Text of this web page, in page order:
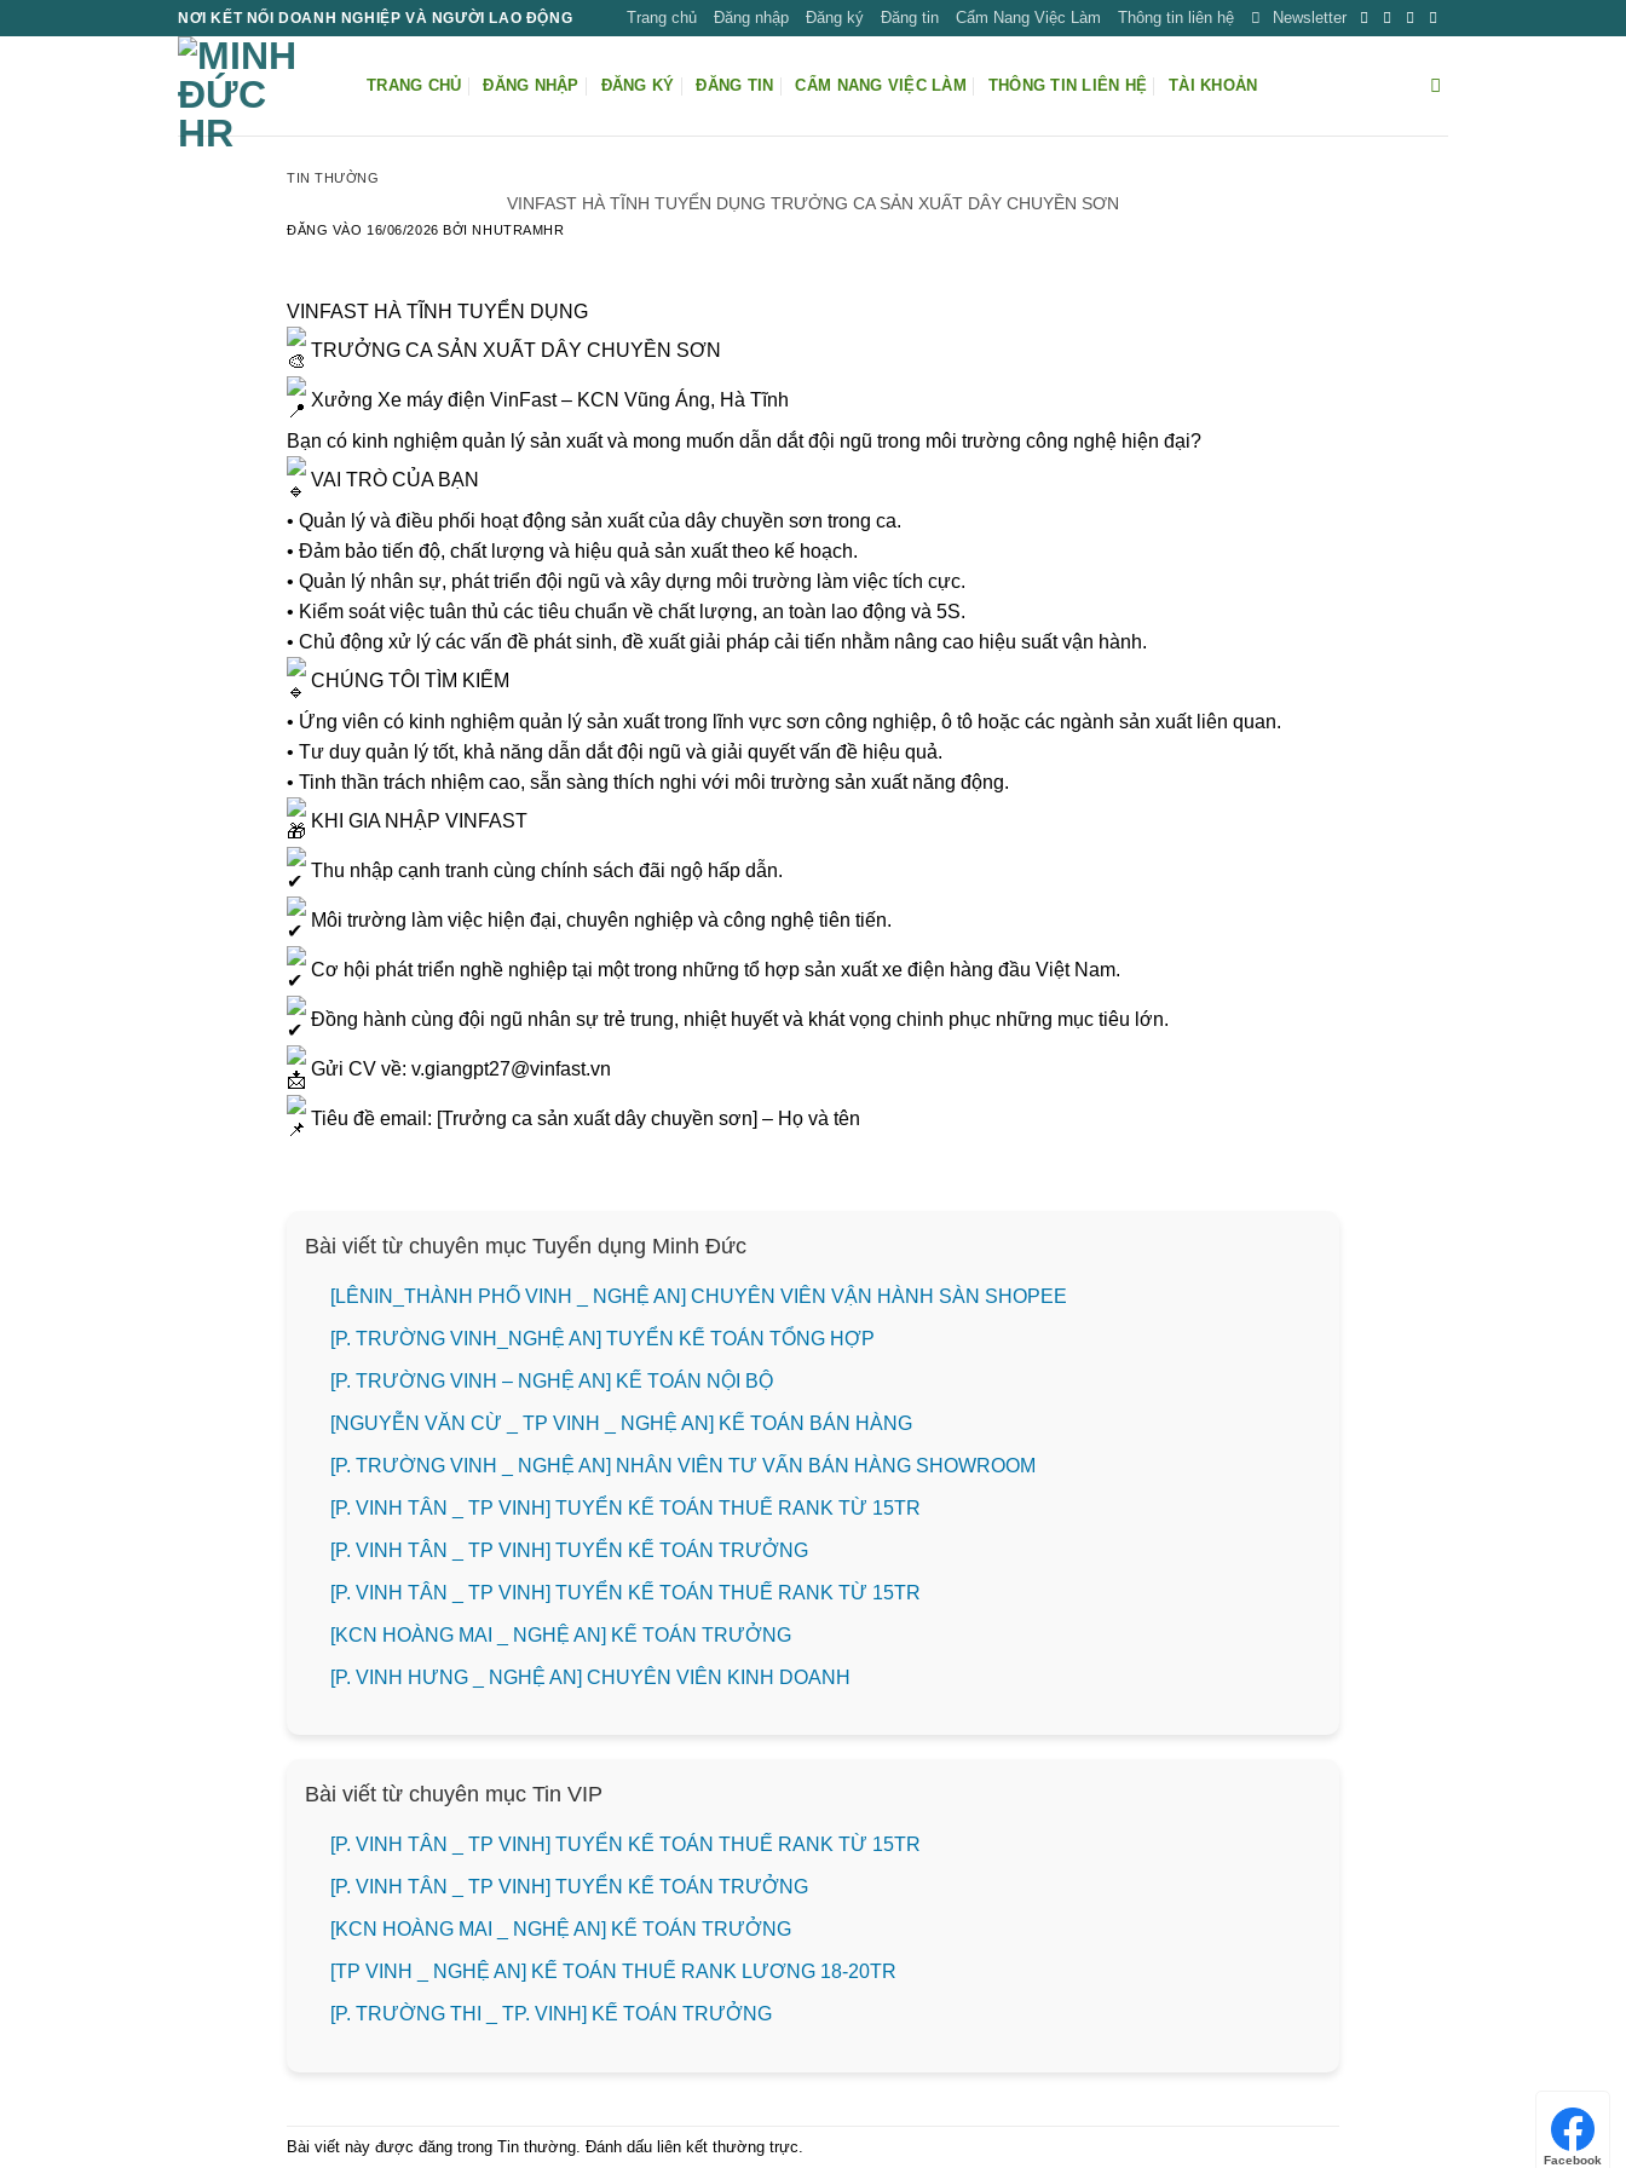
NƠI KẾT NỐI DOANH NGHIỆP VÀ NGƯỜI LAO ĐỘNG Trang chủ Đăng nhập Đăng ký Đăng tin Cẩm Nang Việc Làm Thông tin liên hệ Newsletter
TRANG CHỦ ĐĂNG NHẬP ĐĂNG KÝ ĐĂNG TIN CẨM NANG VIỆC LÀM THÔNG TIN LIÊN HỆ TÀI KHOẢN
TIN THƯỜNG
VINFAST HÀ TĨNH TUYỂN DỤNG TRƯỞNG CA SẢN XUẤT DÂY CHUYỀN SƠN
ĐĂNG VÀO 16/06/2026 BỞINHUTRAMHR
VINFAST HÀ TĨNH TUYỂN DỤNG
TRƯỞNG CA SẢN XUẤT DÂY CHUYỀN SƠN
Xưởng Xe máy điện VinFast – KCN Vũng Áng, Hà Tĩnh
Bạn có kinh nghiệm quản lý sản xuất và mong muốn dẫn dắt đội ngũ trong môi trường công nghệ hiện đại?
VAI TRÒ CỦA BẠN
• Quản lý và điều phối hoạt động sản xuất của dây chuyền sơn trong ca.
• Đảm bảo tiến độ, chất lượng và hiệu quả sản xuất theo kế hoạch.
• Quản lý nhân sự, phát triển đội ngũ và xây dựng môi trường làm việc tích cực.
• Kiểm soát việc tuân thủ các tiêu chuẩn về chất lượng, an toàn lao động và 5S.
• Chủ động xử lý các vấn đề phát sinh, đề xuất giải pháp cải tiến nhằm nâng cao hiệu suất vận hành.
CHÚNG TÔI TÌM KIẾM
• Ứng viên có kinh nghiệm quản lý sản xuất trong lĩnh vực sơn công nghiệp, ô tô hoặc các ngành sản xuất liên quan.
• Tư duy quản lý tốt, khả năng dẫn dắt đội ngũ và giải quyết vấn đề hiệu quả.
• Tinh thần trách nhiệm cao, sẵn sàng thích nghi với môi trường sản xuất năng động.
KHI GIA NHẬP VINFAST
Thu nhập cạnh tranh cùng chính sách đãi ngộ hấp dẫn.
Môi trường làm việc hiện đại, chuyên nghiệp và công nghệ tiên tiến.
Cơ hội phát triển nghề nghiệp tại một trong những tổ hợp sản xuất xe điện hàng đầu Việt Nam.
Đồng hành cùng đội ngũ nhân sự trẻ trung, nhiệt huyết và khát vọng chinh phục những mục tiêu lớn.
Gửi CV về: v.giangpt27@vinfast.vn
Tiêu đề email: [Trưởng ca sản xuất dây chuyền sơn] – Họ và tên
Bài viết từ chuyên mục Tuyển dụng Minh Đức
️[LÊNIN_THÀNH PHỐ VINH _ NGHỆ AN] CHUYÊN VIÊN VẬN HÀNH SÀN SHOPEE
[P. TRƯỜNG VINH_NGHỆ AN] TUYỂN KẾ TOÁN TỔNG HỢP
[P. TRƯỜNG VINH – NGHỆ AN] KẾ TOÁN NỘI BỘ
[NGUYỄN VĂN CỪ _ TP VINH _ NGHỆ AN] KẾ TOÁN BÁN HÀNG
[P. TRƯỜNG VINH _ NGHỆ AN] NHÂN VIÊN TƯ VẤN BÁN HÀNG SHOWROOM
[P. VINH TÂN _ TP VINH] TUYỂN KẾ TOÁN THUẾ RANK TỪ 15TR
[P. VINH TÂN _ TP VINH] TUYỂN KẾ TOÁN TRƯỞNG
[P. VINH TÂN _ TP VINH] TUYỂN KẾ TOÁN THUẾ RANK TỪ 15TR
️[KCN HOÀNG MAI _ NGHỆ AN] KẾ TOÁN TRƯỞNG
️[P. VINH HƯNG _ NGHỆ AN] CHUYÊN VIÊN KINH DOANH
Bài viết từ chuyên mục Tin VIP
[P. VINH TÂN _ TP VINH] TUYỂN KẾ TOÁN THUẾ RANK TỪ 15TR
[P. VINH TÂN _ TP VINH] TUYỂN KẾ TOÁN TRƯỞNG
️[KCN HOÀNG MAI _ NGHỆ AN] KẾ TOÁN TRƯỞNG
[TP VINH _ NGHỆ AN] KẾ TOÁN THUẾ RANK LƯƠNG 18-20TR
️[P. TRƯỜNG THI _ TP. VINH] KẾ TOÁN TRƯỞNG
Bài viết này được đăng trong Tin thường . Đánh dấu liên kết thường trực
Facebook